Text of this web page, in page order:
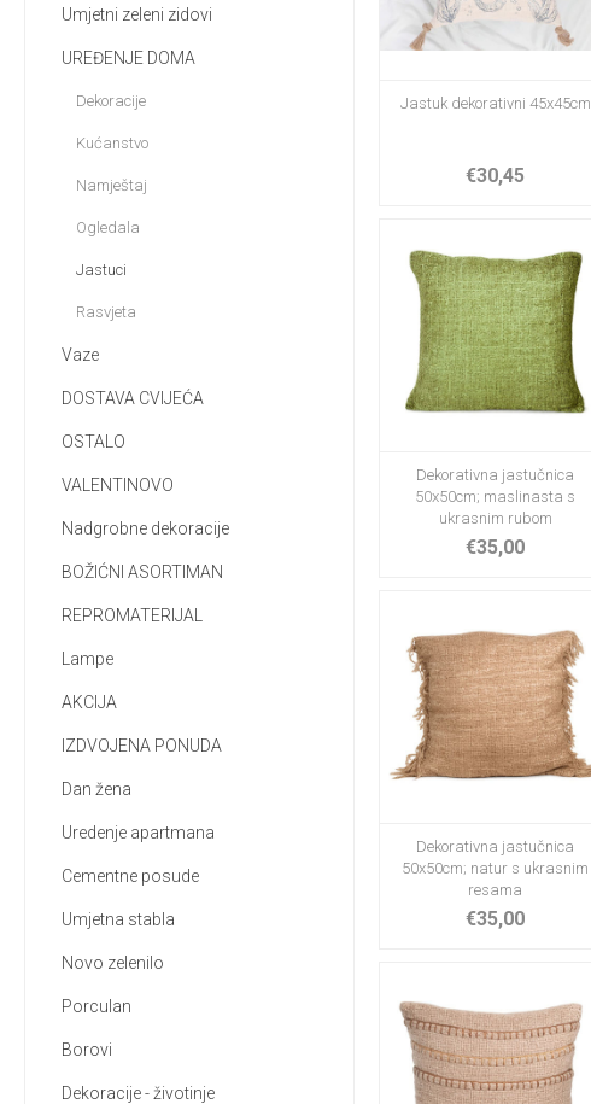
Jastuk dekorativni 45x45cm
€30,45
Dekorativna jastučnica
50x50cm; maslinasta s
ukrasnim rubom
€35,00
Dekorativna jastučnica
50x50cm; natur s ukrasnim
resama
€35,00
Umjetni zeleni zidovi
UREĐENJE DOMA
Dekoracije
Kućanstvo
Namještaj
Ogledala
Jastuci
Rasvjeta
Vaze
DOSTAVA CVIJEĆA
OSTALO
VALENTINOVO
Nadgrobne dekoracije
BOŽIĆNI ASORTIMAN
REPROMATERIJAL
Lampe
AKCIJA
IZDVOJENA PONUDA
Dan žena
Uredenje apartmana
Cementne posude
Umjetna stabla
Novo zelenilo
Porculan
Borovi
Dekoracije - životinje